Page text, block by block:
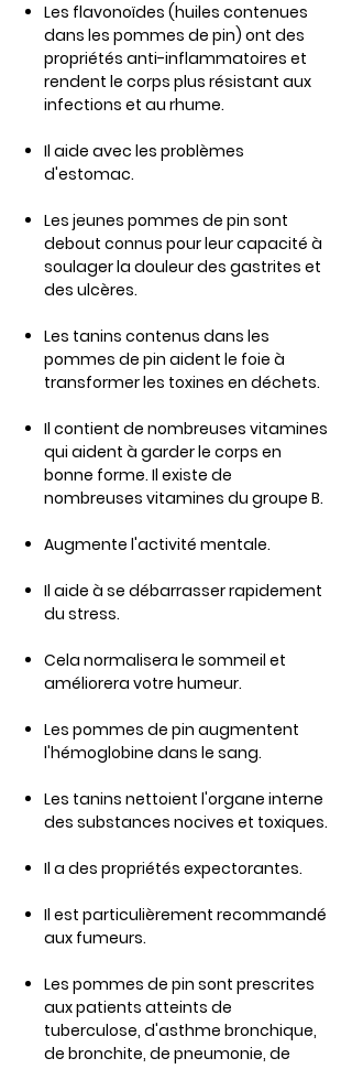
Les flavonoïdes (huiles contenues
dans les pommes de pin) ont des
propriétés anti-inflammatoires et
rendent le corps plus résistant aux
infections et au rhume.
Il aide avec les problèmes
d'estomac. ​
Les jeunes pommes de pin sont
debout​​ connus pour leur capacité à
soulager la douleur des gastrites et
des ulcères.
Les tanins contenus dans les
pommes de pin aident le foie à
transformer les toxines en déchets.
Il contient de nombreuses vitamines
qui aident à garder le corps en
bonne forme. Il existe de
nombreuses vitamines du groupe B.
Augmente l'activité mentale.
Il aide à se débarrasser rapidement
du stress.
Cela normalisera le sommeil et
améliorera votre humeur.
Les pommes de pin augmentent
l'hémoglobine dans le sang.
Les tanins nettoient l'organe interne
des substances nocives et toxiques.
Il a des propriétés expectorantes.
Il est particulièrement recommandé
aux fumeurs.
Les pommes de pin sont prescrites
aux patients atteints de
tuberculose, d'asthme bronchique,
de bronchite, de pneumonie, de